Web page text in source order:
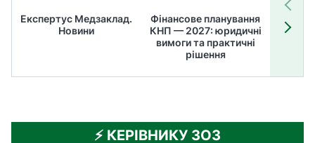
Експертус Медзаклад.
Новини
Фінансове планування
КНП — 2027: юридичні
вимоги та практичні
рішення
⚡️ КЕРІВНИКУ ЗОЗ